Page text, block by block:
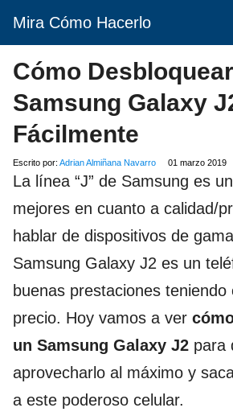
Mira Cómo Hacerlo
Cómo
Samsung Galaxy
Fácilmente
Escrito por: Adrian Almiñana Navarro 01 marzo 2019
La línea “J” de Samsung es
mejores en cuanto a calidad/
hablar de dispositivos de
Samsung Galaxy J2 es un
buenas prestaciones teniendo
precio. Hoy vamos a ver
un Samsung Galaxy J2 para
aprovecharlo al máximo y
a este poderoso celular.